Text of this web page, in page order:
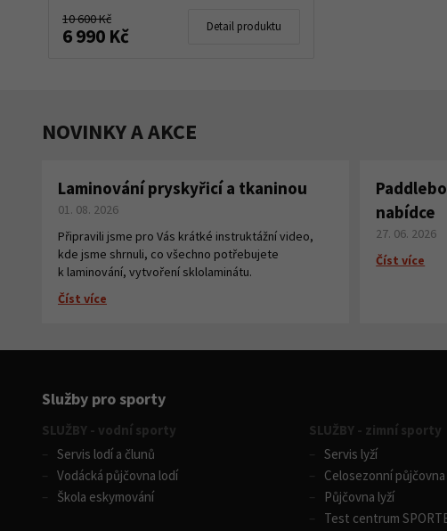
10 600 Kč
6 990 Kč Detail produktu
NOVINKY A AKCE
Laminování pryskyřicí a tkaninou
01. 08. 2026
Připravili jsme pro Vás krátké instruktážní video,
kde jsme shrnuli, co všechno potřebujete
k laminování, vytvoření sklolaminátu.
Číst více
nabídce
27. 06. 2026
Číst více
Služby pro sporty
SLUŽBY - vodní sporty
Servis lodí a člunů
Vodácká půjčovna lodí
Škola eskymování
SLUŽBY - zimní sporty
Servis lyží
Celosezonní půjčovna
Půjčovna lyží
Test centrum